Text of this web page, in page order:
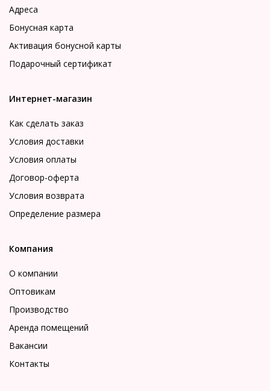
Адреса
Бонусная карта
Активация бонусной карты
Подарочный сертификат
Интернет-магазин
Как сделать заказ
Условия доставки
Условия оплаты
Договор-оферта
Условия возврата
Определение размера
Компания
О компании
Оптовикам
Производство
Аренда помещений
Вакансии
Контакты